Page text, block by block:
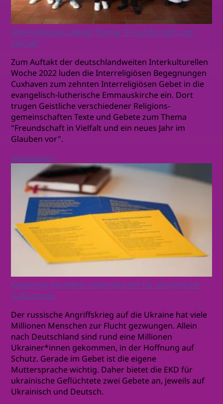
Interreligiöses Gebet: Thema "Freundschaft und
Vielfalt"
Zum Auftakt der deutschlandweiten Interkulturellen
Woche 2022 luden die Interreligiösen Begegnungen
Cuxhaven zum zehnten Interreligiösen Gebet in die
evangelisch-lutherische Emmauskirche ein. Dort
trugen Geistliche verschiedener Religions-
gemeinschaften Texte und Gebete zum Thema
"Freundschaft in Vielfalt und ein neues Jahr im
Glauben vor".
weiterlesen
Kostenlos bestellen: Gebetskarten für ukrainische
Geflüchtete
Der russische Angriffskrieg auf die Ukraine hat viele
Millionen Menschen zur Flucht gezwungen. Allein
nach Deutschland sind rund eine Millionen
Ukrainer*innen gekommen, in der Hoffnung auf
Schutz. Gerade im Gebet ist die eigene
Muttersprache wichtig. Daher bietet die EKD für
ukrainische Geflüchtete zwei Gebete an, jeweils auf
Ukrainisch und Deutsch.